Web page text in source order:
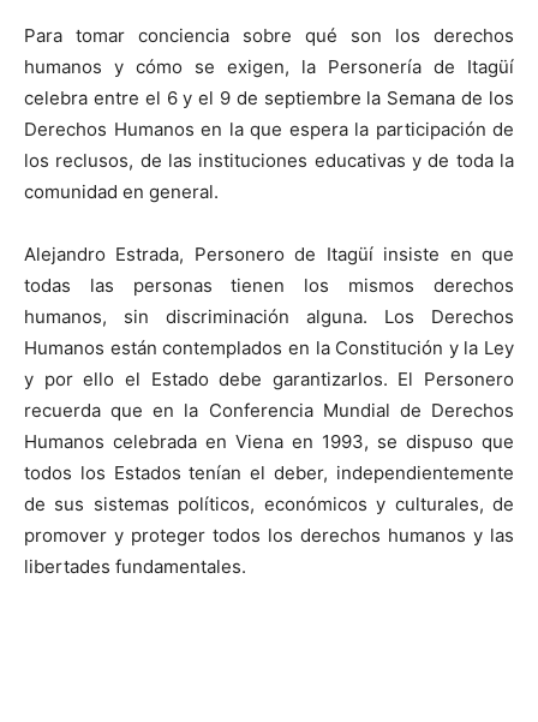
Para tomar conciencia sobre qué son los derechos
humanos y cómo se exigen, la Personería de Itagüí
celebra entre el 6 y el 9 de septiembre la Semana de los
Derechos Humanos en la que espera la participación de
los reclusos, de las instituciones educativas y de toda la
comunidad en general.
Alejandro Estrada, Personero de Itagüí insiste en que
todas las personas tienen los mismos derechos
humanos, sin discriminación alguna. Los Derechos
Humanos están contemplados en la Constitución y la Ley
y por ello el Estado debe garantizarlos. El Personero
recuerda que en la Conferencia Mundial de Derechos
Humanos celebrada en Viena en 1993, se dispuso que
todos los Estados tenían el deber, independientemente
de sus sistemas políticos, económicos y culturales, de
promover y proteger todos los derechos humanos y las
libertades fundamentales.